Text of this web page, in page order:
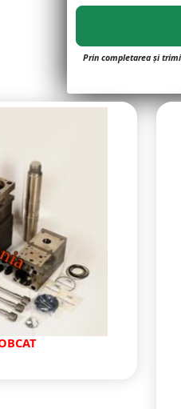
Prin completarea și